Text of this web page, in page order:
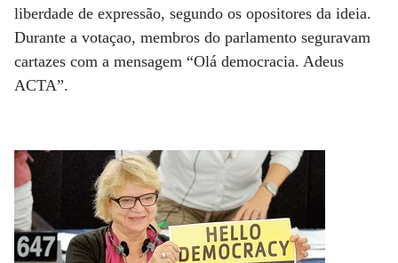
liberdade de expressão, segundo os opositores da ideia.
Durante a votaçao, membros do parlamento seguravam
cartazes com a mensagem “Olá democracia. Adeus
ACTA”.